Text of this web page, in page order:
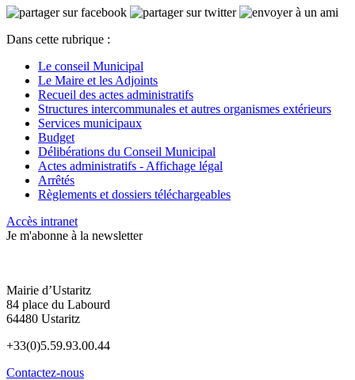
Dans cette rubrique :
Le conseil Municipal
Le Maire et les Adjoints
Recueil des actes administratifs
Structures intercommunales et autres organismes extérieurs
Services municipaux
Budget
Délibérations du Conseil Municipal
Actes administratifs - Affichage légal
Arrêtés
Règlements et dossiers téléchargeables
Accès intranet
Je m'abonne à la newsletter
Mairie d’Ustaritz
84 place du Labourd
64480 Ustaritz
+33(0)5.59.93.00.44
Contactez-nous